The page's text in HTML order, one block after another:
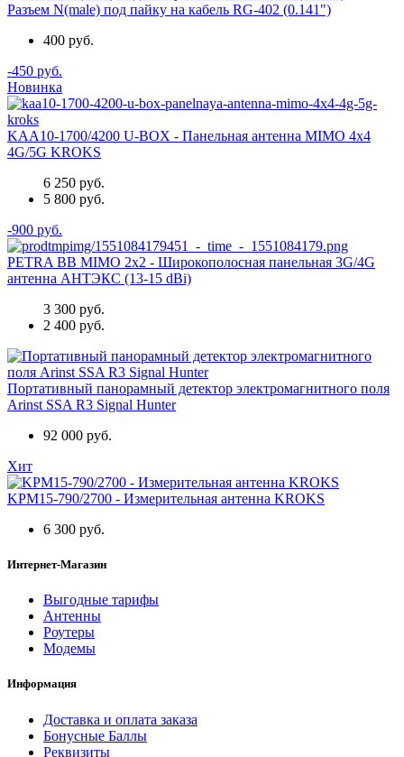
Разъем N(male) под пайку на кабель RG-402 (0.141")
400 руб.
-450 руб.
Новинка
KAA10-1700/4200 U-BOX - Панельная антенна MIMO 4x4
4G/5G KROKS
6 250 руб.
5 800 руб.
-900 руб.
PETRA BB MIMO 2x2 - Широкополосная панельная 3G/4G
антенна АНТЭКС (13-15 dBi)
3 300 руб.
2 400 руб.
Портативный панорамный детектор электромагнитного поля
Arinst SSA R3 Signal Hunter
92 000 руб.
Хит
KPM15-790/2700 - Измерительная антенна KROKS
6 300 руб.
Интернет-Магазин
Выгодные тарифы
Антенны
Роутеры
Модемы
Информация
Доставка и оплата заказа
Бонусные Баллы
Реквизиты